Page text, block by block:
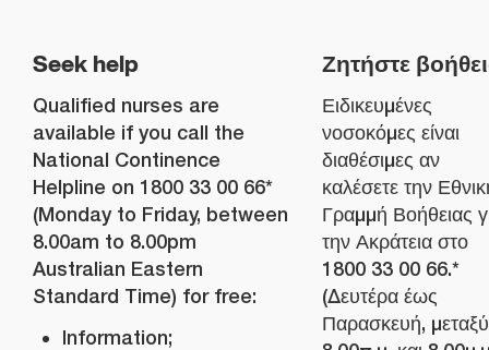
Seek help
Qualified nurses are
available if you call the
National Continence
Helpline on 1800 33 00 66*
(Monday to Friday, between
8.00am to 8.00pm
Australian Eastern
Standard Time) for free:
Information;
Ζητήστε
Ειδικευμένες
νοσοκόμες είναι
διαθέσιμες αν
καλέσετε την
Γραμμή Βοήθειας
την Ακράτεια στο
1800 33 00 66.*
(Δευτέρα έως
Παρασκευή, μεταξύ